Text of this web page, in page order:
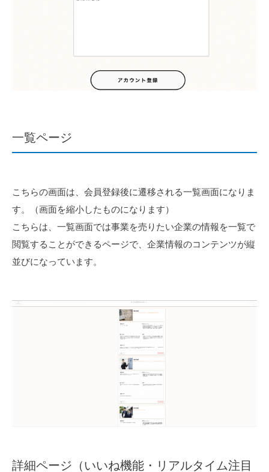
一覧ページ
こちらの画面は、会員登録後に遷移される一覧画面になりま
す。（画面を縮小したものになります）
こちらは、一覧画面では事業を売りたい企業の情報を一覧で
閲覧することができるページで、企業情報のコンテンツが縦
並びになっています。
詳細ページ（いいね機能・リアルタイム注目